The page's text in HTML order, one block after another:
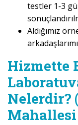
testler 1-3
Aldığımız
Hizmette
Nelerdir?